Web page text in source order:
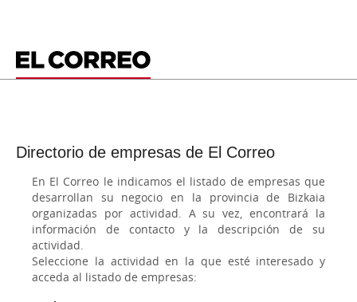
Directorio de empresas de El Correo
En El Correo le indicamos el listado de empresas que
desarrollan su negocio en la provincia de Bizkaia
organizadas por actividad. A su vez, encontrará la
información de contacto y la descripción de su
actividad.
Seleccione la actividad en la que esté interesado y
acceda al listado de empresas: